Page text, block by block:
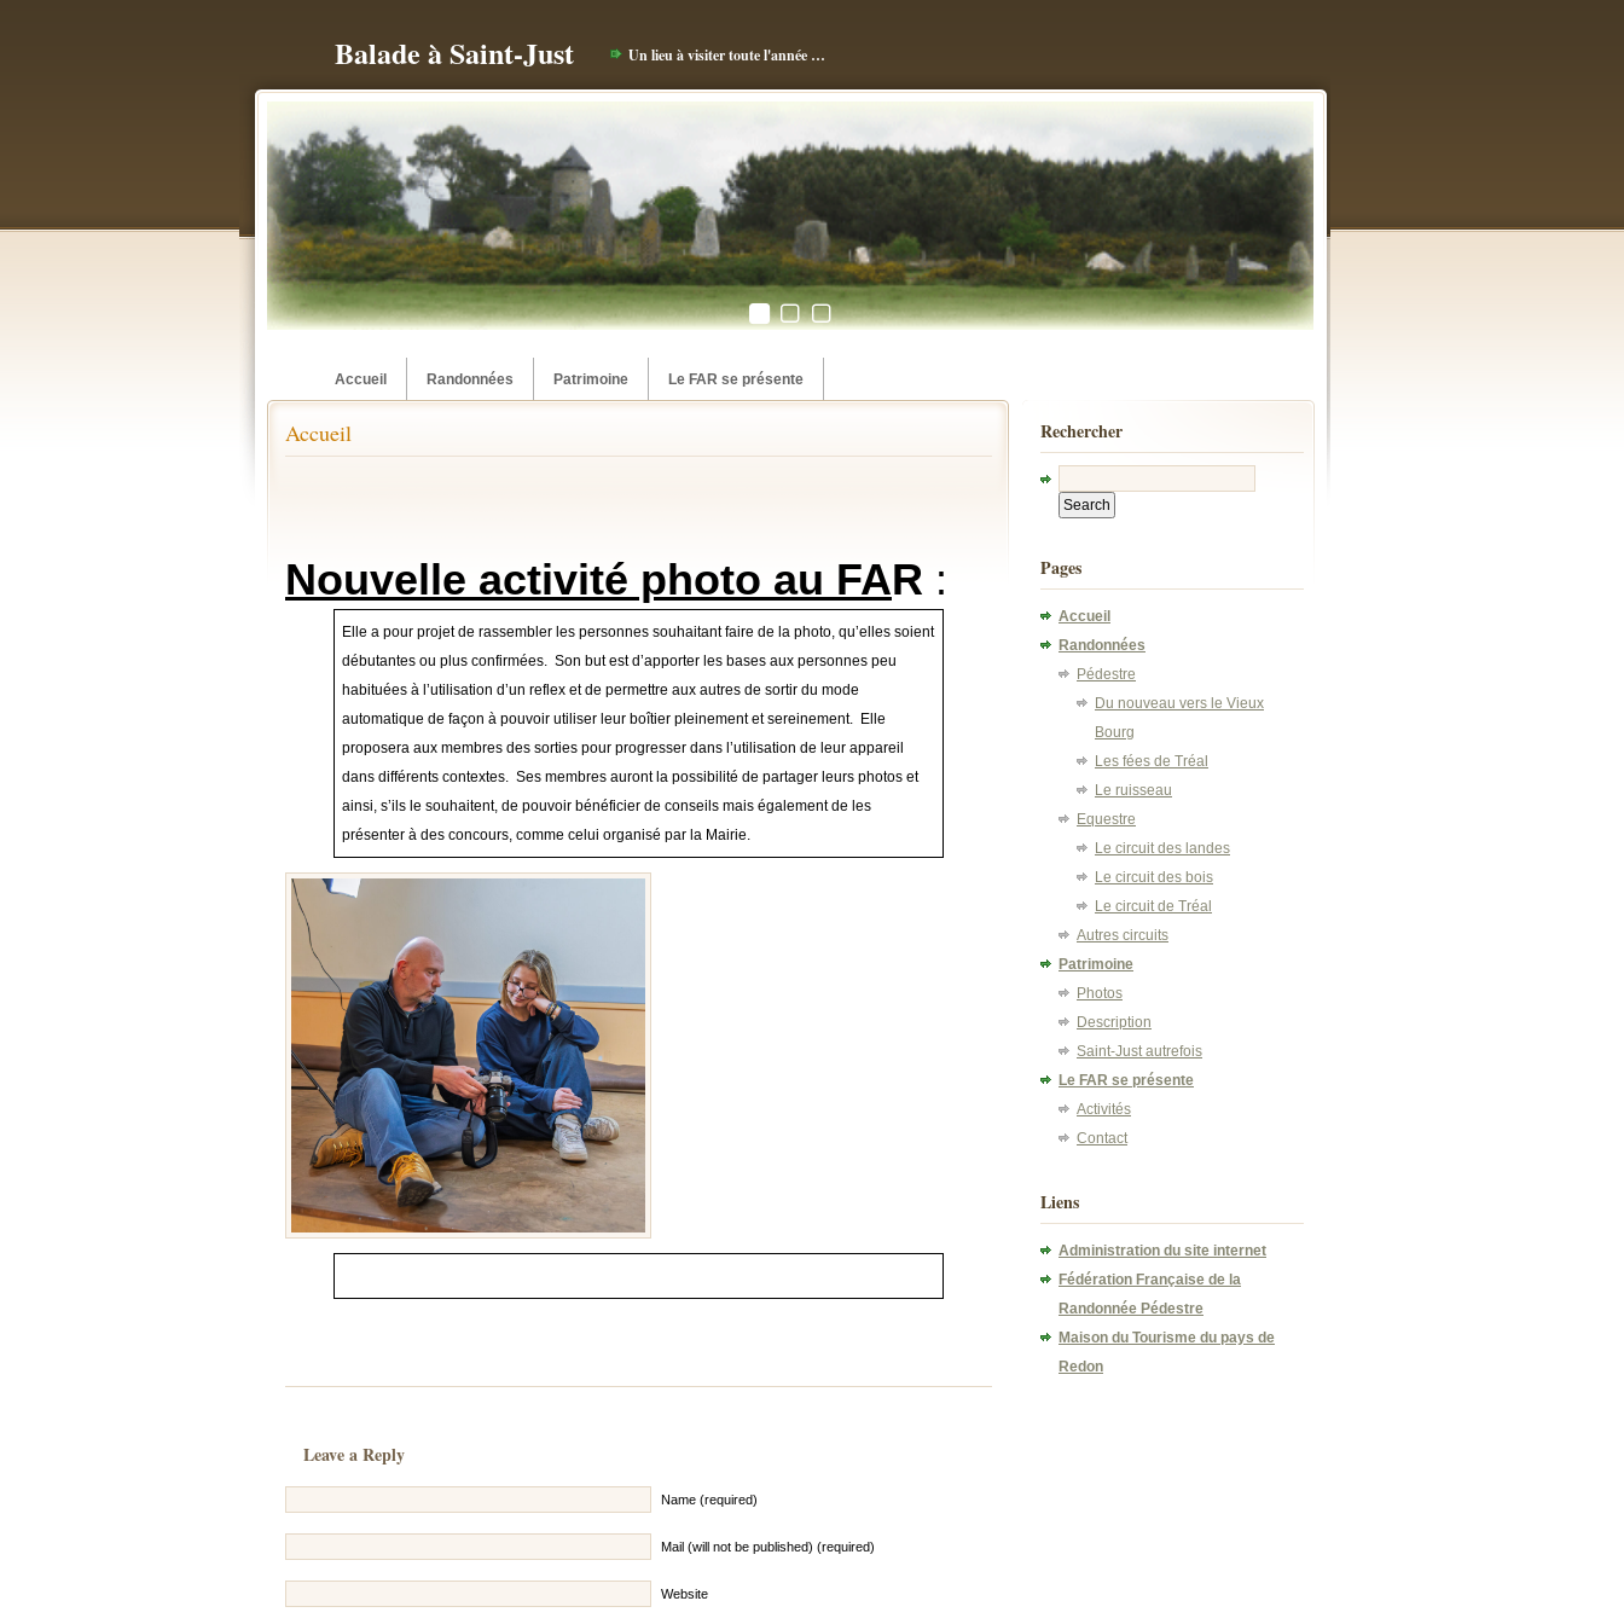
Balade à Saint-Just Un lieu à visiter toute l'année …
Accueil Randonnées Patrimoine Le FAR se présente
Accueil
Nouvelle activité photo au FAR :
Elle a pour projet de rassembler les personnes souhaitant faire de la photo, qu’elles soient
débutantes ou plus confirmées. Son but est d’apporter les bases aux personnes peu
habituées à l’utilisation d’un reflex et de permettre aux autres de sortir du mode
automatique de façon à pouvoir utiliser leur boîtier pleinement et sereinement. Elle
proposera aux membres des sorties pour progresser dans l’utilisation de leur appareil
dans différents contextes. Ses membres auront la possibilité de partager leurs photos et
ainsi, s’ils le souhaitent, de pouvoir bénéficier de conseils mais également de les
présenter à des concours, comme celui organisé par la Mairie.
Leave a Reply
Name (required)
Mail (will not be published) (required)
Website
Rechercher
Pages
Accueil
Randonnées
Pédestre
Du nouveau vers le Vieux
Bourg
Les fées de Tréal
Le ruisseau
Equestre
Le circuit des landes
Le circuit des bois
Le circuit de Tréal
Autres circuits
Patrimoine
Photos
Description
Saint-Just autrefois
Le FAR se présente
Activités
Contact
Liens
Administration du site internet
Fédération Française de la
Randonnée Pédestre
Maison du Tourisme du pays de
Redon